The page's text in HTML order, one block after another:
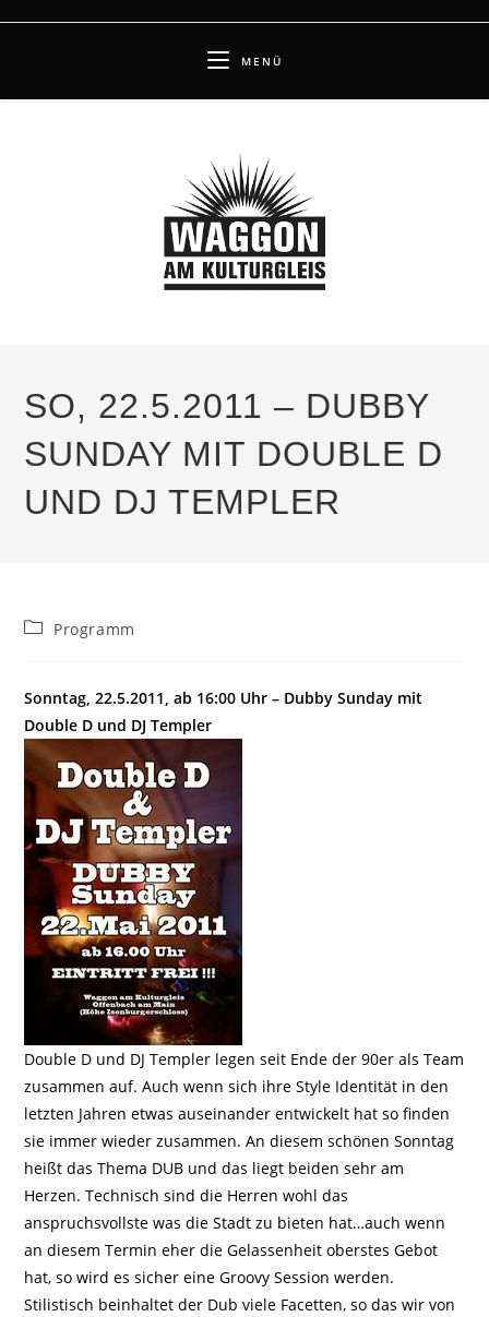
MENÜ
SO, 22.5.2011 – DUBBY
SUNDAY MIT DOUBLE D
UND DJ TEMPLER
Beitrags-
Programm
Sonntag, 22.5.2011, ab 16:00 Uhr – Dubby Sunday mit
Double D und DJ Templer
Double D und DJ Templer legen seit Ende der 90er als Team
zusammen auf. Auch wenn sich ihre Style Identität in den
letzten Jahren etwas auseinander entwickelt hat so finden
sie immer wieder zusammen. An diesem schönen Sonntag
heißt das Thema DUB und das liegt beiden sehr am
Herzen. Technisch sind die Herren wohl das
anspruchsvollste was die Stadt zu bieten hat…auch wenn
an diesem Termin eher die Gelassenheit oberstes Gebot
hat, so wird es sicher eine Groovy Session werden.
Stilistisch beinhaltet der Dub viele Facetten, so das wir von